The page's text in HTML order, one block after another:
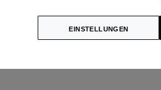
EINSTELLUNGEN